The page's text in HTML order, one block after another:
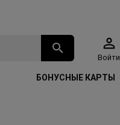
Войти
БОНУСНЫЕ КАРТЫ